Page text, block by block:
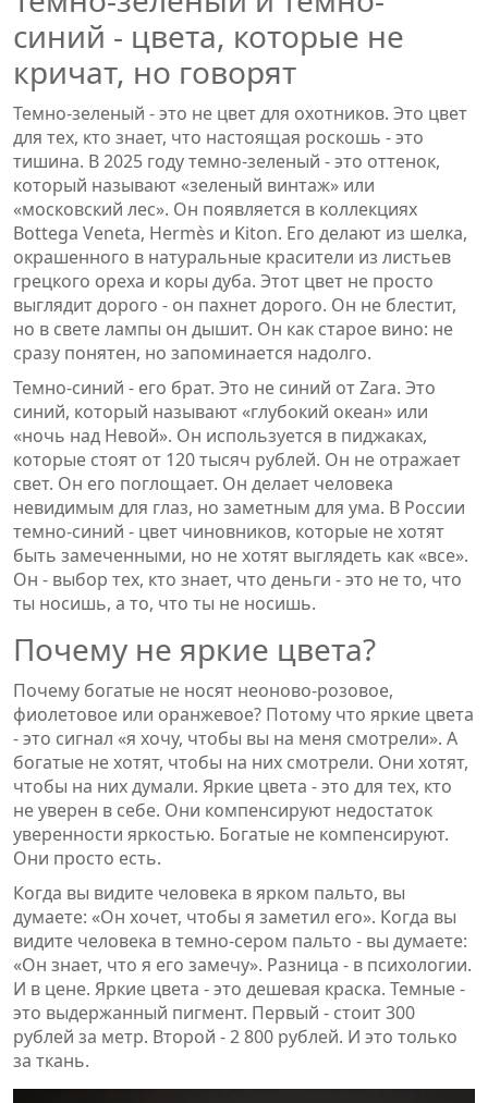
синий - цвета, которые не
кричат, но говорят
Темно-зеленый - это не цвет для охотников. Это цвет
для тех, кто знает, что настоящая роскошь - это
тишина. В 2025 году темно-зеленый - это оттенок,
который называют «зеленый винтаж» или
«московский лес». Он появляется в коллекциях
Bottega Veneta, Hermès и Kiton. Его делают из шелка,
окрашенного в натуральные красители из листьев
грецкого ореха и коры дуба. Этот цвет не просто
выглядит дорого - он пахнет дорого. Он не блестит,
но в свете лампы он дышит. Он как старое вино: не
сразу понятен, но запоминается надолго.
Темно-синий - его брат. Это не синий от Zara. Это
синий, который называют «глубокий океан» или
«ночь над Невой». Он используется в пиджаках,
которые стоят от 120 тысяч рублей. Он не отражает
свет. Он его поглощает. Он делает человека
невидимым для глаз, но заметным для ума. В России
темно-синий - цвет чиновников, которые не хотят
быть замеченными, но не хотят выглядеть как «все».
Он - выбор тех, кто знает, что деньги - это не то, что
ты носишь, а то, что ты не носишь.
Почему не яркие цвета?
Почему богатые не носят неоново-розовое,
фиолетовое или оранжевое? Потому что яркие цвета
- это сигнал «я хочу, чтобы вы на меня смотрели». А
богатые не хотят, чтобы на них смотрели. Они хотят,
чтобы на них думали. Яркие цвета - это для тех, кто
не уверен в себе. Они компенсируют недостаток
уверенности яркостью. Богатые не компенсируют.
Они просто есть.
Когда вы видите человека в ярком пальто, вы
думаете: «Он хочет, чтобы я заметил его». Когда вы
видите человека в темно-сером пальто - вы думаете:
«Он знает, что я его замечу». Разница - в психологии.
И в цене. Яркие цвета - это дешевая краска. Темные -
это выдержанный пигмент. Первый - стоит 300
рублей за метр. Второй - 2 800 рублей. И это только
за ткань.